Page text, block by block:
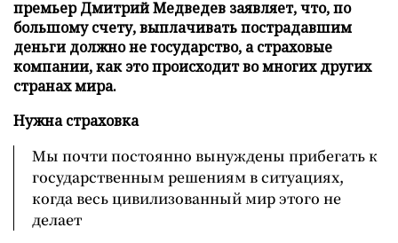
премьер Дмитрий Медведев заявляет, что, по
большому счету, выплачивать пострадавшим
деньги должно не государство, а страховые
компании, как это происходит во многих других
странах мира.
Нужна страховка
Мы почти постоянно вынуждены прибегать к
государственным решениям в ситуациях,
когда весь цивилизованный мир этого не
делает